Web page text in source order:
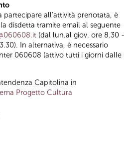
partecipare all’attività prenotata, è
disdetta tramite email al seguente
(dal lun.al giov. ore 8.30 -
In alternativa, è necessario
060608 (attivo tutti i giorni dalle
Capitolina in
Progetto Cultura